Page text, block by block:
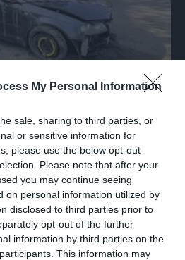
My Personal Information
sale, sharing to third parties, or
or sensitive information for
please use the below opt-out
Please note that after your
you may continue seeing
on personal information utilized by
disclosed to third parties prior to
opt-out of the further
information by third parties on the
This information may